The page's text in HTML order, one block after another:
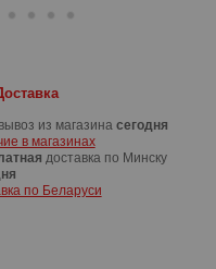
из магазина сегодня
в магазинах
доставка по Минску
по Беларуси